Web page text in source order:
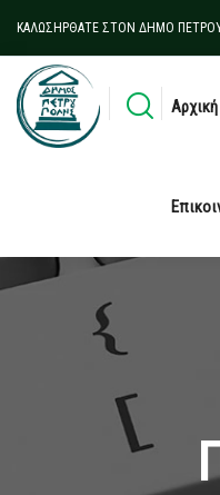
ΚΑΛΩΣΉΡΘΑΤΕ ΣΤΟΝ ΔΉΜΟ
Αρχική